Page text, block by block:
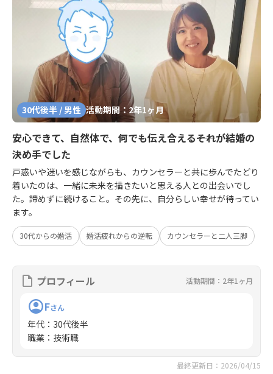
30代後半 / 男性 活動期間：2年1ヶ月
安心できて、自然体で、何でも伝え合える――それが結婚の
決め手でした
戸惑いや迷いを感じながらも、カウンセラーと共に歩んでたどり
着いたのは、一緒に未来を描きたいと思える人との出会いでし
た。諦めずに続けること。その先に、自分らしい幸せが待ってい
ます。
30代からの婚活 婚活疲れからの逆転 カウンセラーと二人三脚
プロフィール 活動期間：2年1ヶ月
Fさん
年代 ： 30代後半
職業 ： 技術職
最終更新日：2026/04/15